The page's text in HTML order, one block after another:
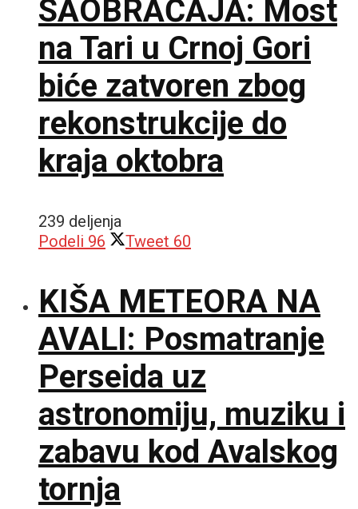
SAOBRAĆAJA: Most
na Tari u Crnoj Gori
biće zatvoren zbog
rekonstrukcije do
kraja oktobra
239 deljenja
Podeli 96 Tweet 60
KIŠA METEORA NA
AVALI: Posmatranje
Perseida uz
astronomiju, muziku i
zabavu kod Avalskog
tornja